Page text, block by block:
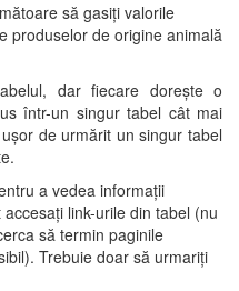
să gasiți valorile
produselor de origine animală
dar fiecare dorește o
într-un singur tabel cât mai
de urmărit un singur tabel
a vedea informații
link-urile din tabel (nu
să termin paginile
Trebuie doar să urmariți